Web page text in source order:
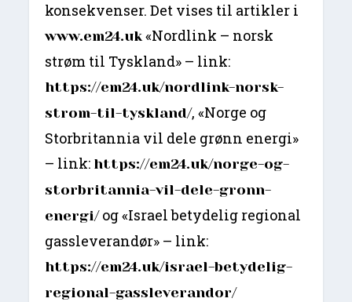
konsekvenser. Det vises til artikler i
www.em24.uk«Nordlink – norsk
strøm til Tyskland» – link:
https://em24.uk/nordlink-norsk-
strom-til-tyskland/, «Norge og
Storbritannia vil dele grønn energi»
– link: https://em24.uk/norge-og-
storbritannia-vil-dele-gronn-
energi/og «Israel betydelig regional
gassleverandør» – link:
https://em24.uk/israel-betydelig-
regional-gassleverandor/